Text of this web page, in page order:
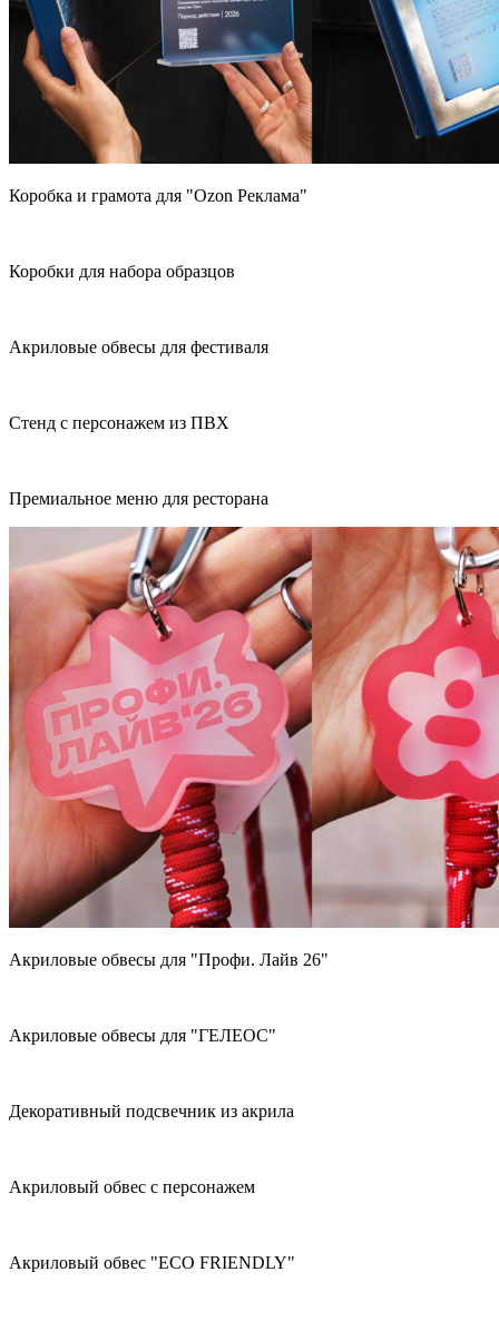
Коробка и грамота для "Ozon Реклама"
Коробки для набора образцов
Акриловые обвесы для фестиваля
Стенд с персонажем из ПВХ
Премиальное меню для ресторана
Акриловые обвесы для "Профи. Лайв 26"
Акриловые обвесы для "ГЕЛЕОС"
Декоративный подсвечник из акрила
Акриловый обвес с персонажем
Акриловый обвес "ECO FRIENDLY"